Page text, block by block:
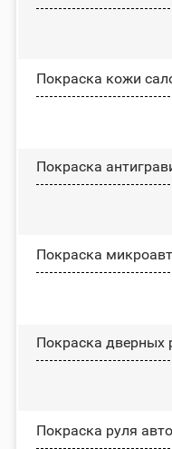
Покраска кожи
Покраска
Покраска
Покраска дверных
Покраска руля